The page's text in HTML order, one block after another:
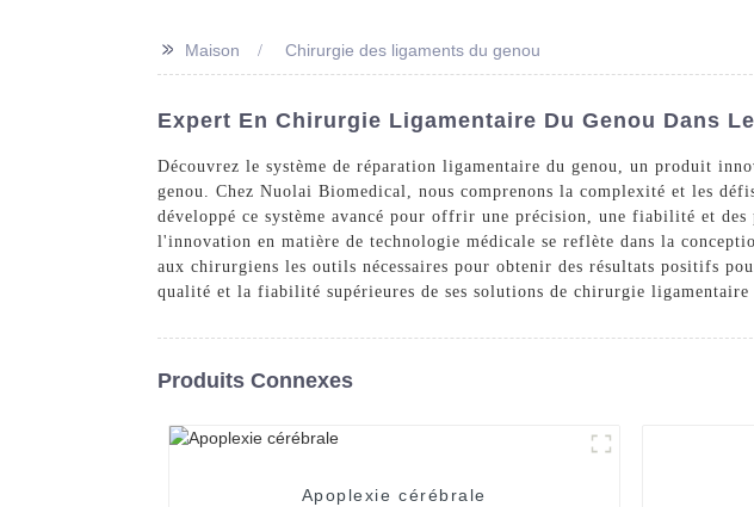
>> Maison Chirurgie des ligaments du genou
Expert En Chirurgie Ligamentaire Du Genou Dans
Découvrez le système de réparation ligamentaire du genou, un produit
genou. Chez Nuolai Biomedical, nous comprenons la complexité et les
développé ce système avancé pour offrir une précision, une fiabilité et
l'innovation en matière de technologie médicale se reflète dans la
aux chirurgiens les outils nécessaires pour obtenir des résultats positifs
qualité et la fiabilité supérieures de ses solutions de chirurgie ligamentaire
Produits Connexes
Apoplexie cérébrale